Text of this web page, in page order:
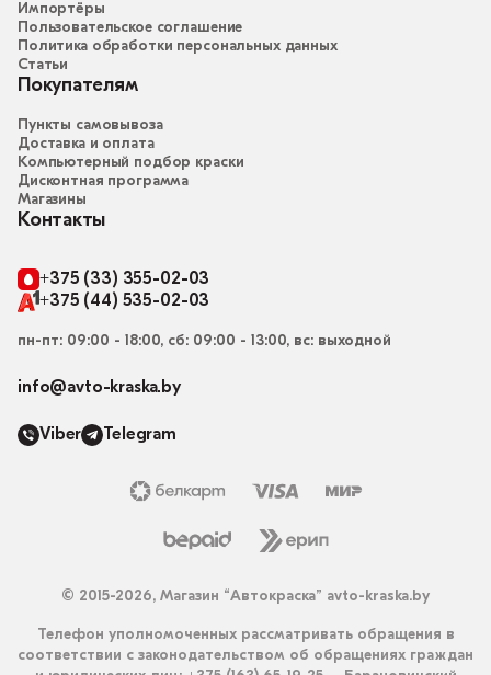
Импортёры
Пользовательское соглашение
Политика обработки персональных данных
Статьи
Покупателям
Пункты самовывоза
Доставка и оплата
Компьютерный подбор краски
Дисконтная программа
Магазины
Контакты
+375 (33) 355-02-03
+375 (44) 535-02-03
пн-пт: 09:00 - 18:00, сб: 09:00 - 13:00, вс: выходной
info@avto-kraska.by
Viber Telegram
© 2015-2026, Магазин “Автокраска” avto-kraska.by
Телефон уполномоченных рассматривать обращения в
соответствии с законодательством об обращениях граждан